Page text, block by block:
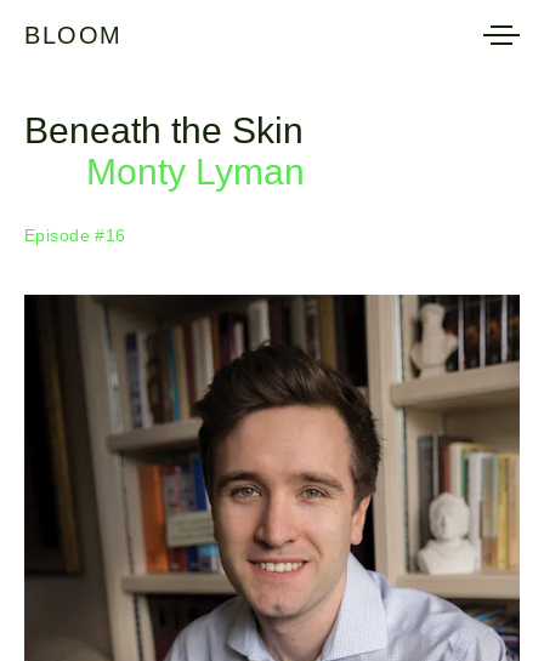
BLOOM
Beneath the Skin
Monty Lyman
Episode #16